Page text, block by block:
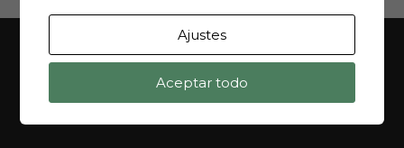
MAPA WEB
Ajustes
Aceptar todo